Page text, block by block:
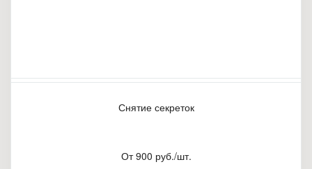
Снятие секреток
От 900 руб./шт.